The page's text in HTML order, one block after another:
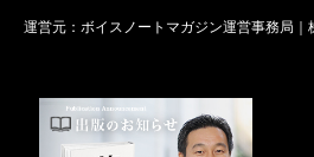
運営元：ボイスノートマガジン運営事務局｜